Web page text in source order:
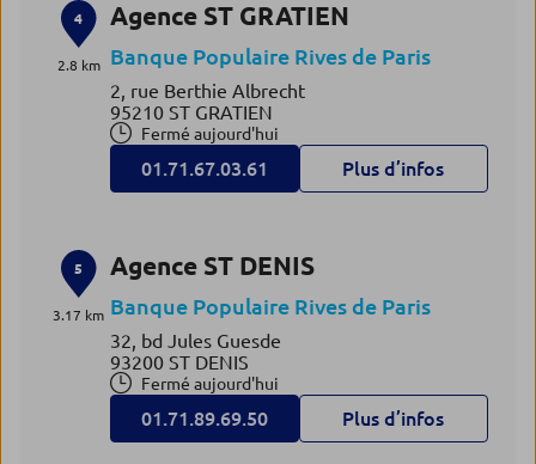
4
2.8 km
Agence ST GRATIEN
Banque Populaire Rives de Paris
2, rue Berthie Albrecht
95210 ST GRATIEN
Fermé aujourd'hui
01.71.67.03.61 Plus d’infos
5
3.17 km
Agence ST DENIS
Banque Populaire Rives de Paris
32, bd Jules Guesde
93200 ST DENIS
Fermé aujourd'hui
01.71.89.69.50 Plus d’infos